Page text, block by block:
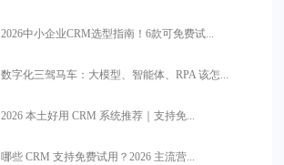
2026中小企业CRM选型指南！6款可免费试...
数字化三驾马车：大模型、智能体、RPA 该怎...
2026 本土好用 CRM 系统推荐｜支持免...
哪些 CRM 支持免费试用？2026 主流营...